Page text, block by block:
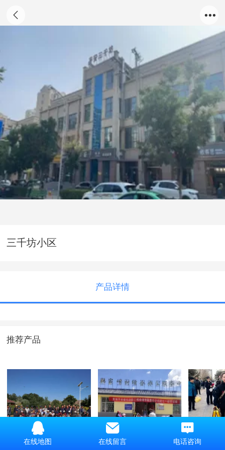
三千坊小区
产品详情
推荐产品
2020年平安区养老
院慰问
“七一”助学活动 2026年
在线地图 在线留言 电话咨询